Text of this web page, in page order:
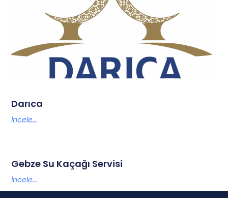
Darıca
İncele...
Gebze Su Kaçağı Servisi
İncele...